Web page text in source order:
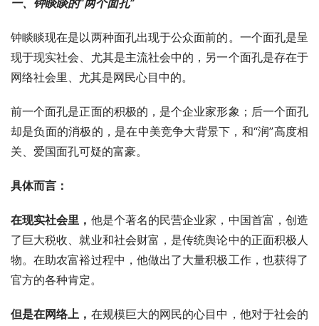
一、钟睒睒的“两个面孔”
钟睒睒现在是以两种面孔出现于公众面前的。一个面孔是呈
现于现实社会、尤其是主流社会中的，另一个面孔是存在于
网络社会里、尤其是网民心目中的。
前一个面孔是正面的积极的，是个企业家形象；后一个面孔
却是负面的消极的，是在中美竞争大背景下，和“润”高度相
关、爱国面孔可疑的富豪。
具体而言：
在现实社会里， 他是个著名的民营企业家，中国首富，创造
了巨大税收、就业和社会财富，是传统舆论中的正面积极人
物。在助农富裕过程中，他做出了大量积极工作，也获得了
官方的各种肯定。
但是在网络上， 在规模巨大的网民的心目中，他对于社会的